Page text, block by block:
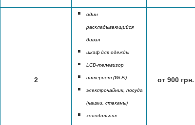
2
один
раскладывающийся
диван
шкаф для одежды
LCD-телевизор
интернет (Wi-Fi)
электрочайник, посуда
(чашки, стаканы)
холодильник
от 900 грн.